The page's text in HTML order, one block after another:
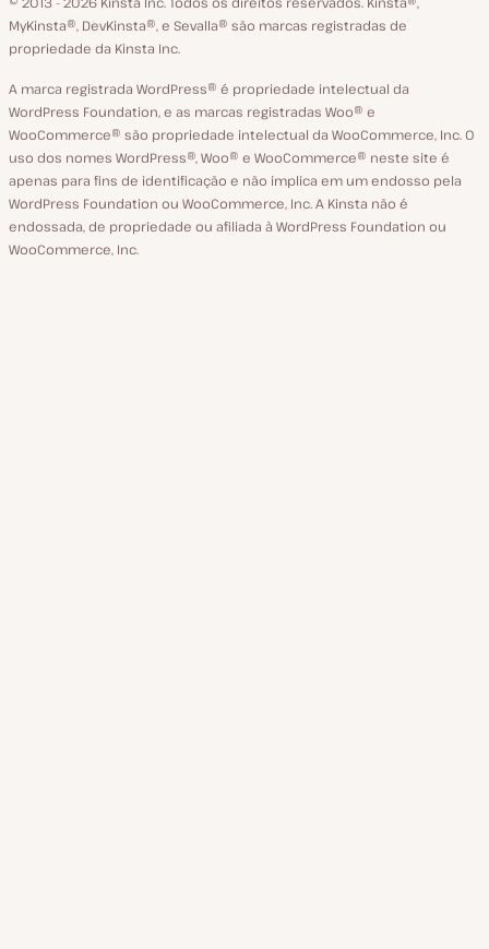
idioma
MyKinsta®‚ DevKinsta®‚ e Sevalla® são marcas registradas de
propriedade da Kinsta Inc.
A marca registrada WordPress® é propriedade intelectual da
WordPress Foundation, e as marcas registradas Woo® e
WooCommerce® são propriedade intelectual da WooCommerce, Inc. O
uso dos nomes WordPress®, Woo® e WooCommerce® neste site é
apenas para fins de identificação e não implica em um endosso pela
WordPress Foundation ou WooCommerce, Inc. A Kinsta não é
endossada, de propriedade ou afiliada à WordPress Foundation ou
WooCommerce, Inc.